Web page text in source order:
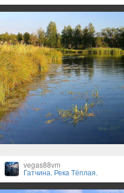
vegas88vm
Гатчина. Река Тёплая.